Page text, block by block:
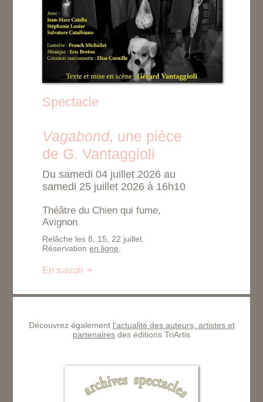
Spectacle
Vagabond, une pièce
de G. Vantaggioli
Du samedi 04 juillet 2026 au
samedi 25 juillet 2026 à 16h10
Théâtre du Chien qui fume,
Avignon
Relâche les 8, 15, 22 juillet.
Réservationen ligne.
En savoir +
Découvrez également l'actualité des auteurs, artistes et
partenaires des éditions TriArtis